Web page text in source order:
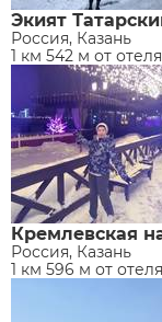
Экият
Россия, Казань
1 км 542 м от отеля
Кремлевская
Россия, Казань
1 км 596 м от отеля